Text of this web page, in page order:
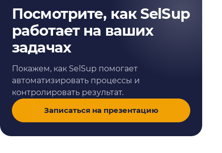
Посмотрите, как SelSup
работает на ваших
задачах
Покажем, как SelSup помогает
автоматизировать процессы и
контролировать результат.
Записаться на презентацию